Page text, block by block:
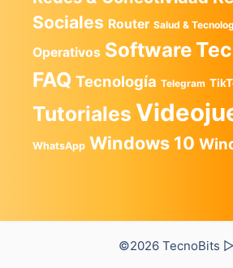
Sociales Router Salud &
Operativos Software
FAQ Tecnología Telegram
Tutoriales
WhatsApp Windows 10
©2026 TecnoBits